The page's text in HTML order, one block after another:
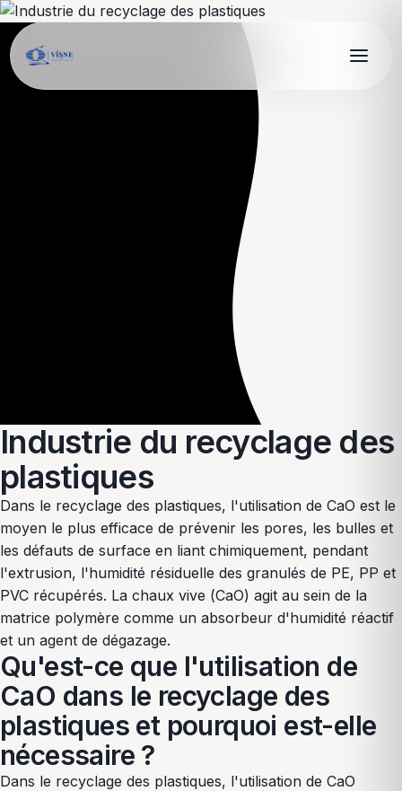
Industrie du recyclage des
plastiques
Dans le recyclage des plastiques, l'utilisation de CaO est le
moyen le plus efficace de prévenir les pores, les bulles et
les défauts de surface en liant chimiquement, pendant
l'extrusion, l'humidité résiduelle des granulés de PE, PP et
PVC récupérés. La chaux vive (CaO) agit au sein de la
matrice polymère comme un absorbeur d'humidité réactif
et un agent de dégazage.
Qu'est-ce que l'utilisation de
CaO dans le recyclage des
plastiques et pourquoi est-elle
nécessaire ?
Dans le recyclage des plastiques, l'utilisation de CaO